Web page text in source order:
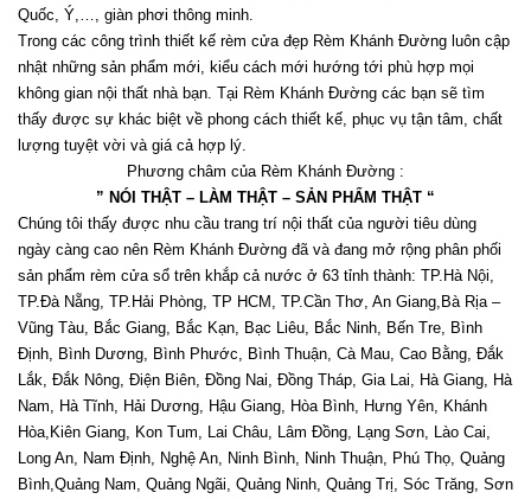
Quốc, Ý,…, giàn phơi thông minh.
Trong các công trình thiết kế rèm cửa đẹp Rèm Khánh Đường luôn cập
nhật những sản phẩm mới, kiểu cách mới hướng tới phù hợp mọi
không gian nội thất nhà bạn. Tại Rèm Khánh Đường các bạn sẽ tìm
thấy được sự khác biệt về phong cách thiết kế, phục vụ tận tâm, chất
lượng tuyệt vời và giá cả hợp lý.
Phương châm của Rèm Khánh Đường :
” NÓI THẬT – LÀM THẬT – SẢN PHẨM THẬT “
Chúng tôi thấy được nhu cầu trang trí nội thất của người tiêu dùng
ngày càng cao nên Rèm Khánh Đường đã và đang mở rộng phân phối
sản phẩm rèm cửa sổ trên khắp cả nước ở 63 tỉnh thành: TP.Hà Nội,
TP.Đà Nẵng, TP.Hải Phòng, TP HCM, TP.Cần Thơ, An Giang,Bà Rịa –
Vũng Tàu, Bắc Giang, Bắc Kạn, Bạc Liêu, Bắc Ninh, Bến Tre, Bình
Định, Bình Dương, Bình Phước, Bình Thuận, Cà Mau, Cao Bằng, Đắk
Lắk, Đắk Nông, Điện Biên, Đồng Nai, Đồng Tháp, Gia Lai, Hà Giang, Hà
Nam, Hà Tĩnh, Hải Dương, Hậu Giang, Hòa Bình, Hưng Yên, Khánh
Hòa,Kiên Giang, Kon Tum, Lai Châu, Lâm Đồng, Lạng Sơn, Lào Cai,
Long An, Nam Định, Nghệ An, Ninh Bình, Ninh Thuận, Phú Thọ, Quảng
Bình,Quảng Nam, Quảng Ngãi, Quảng Ninh, Quảng Trị, Sóc Trăng, Sơn